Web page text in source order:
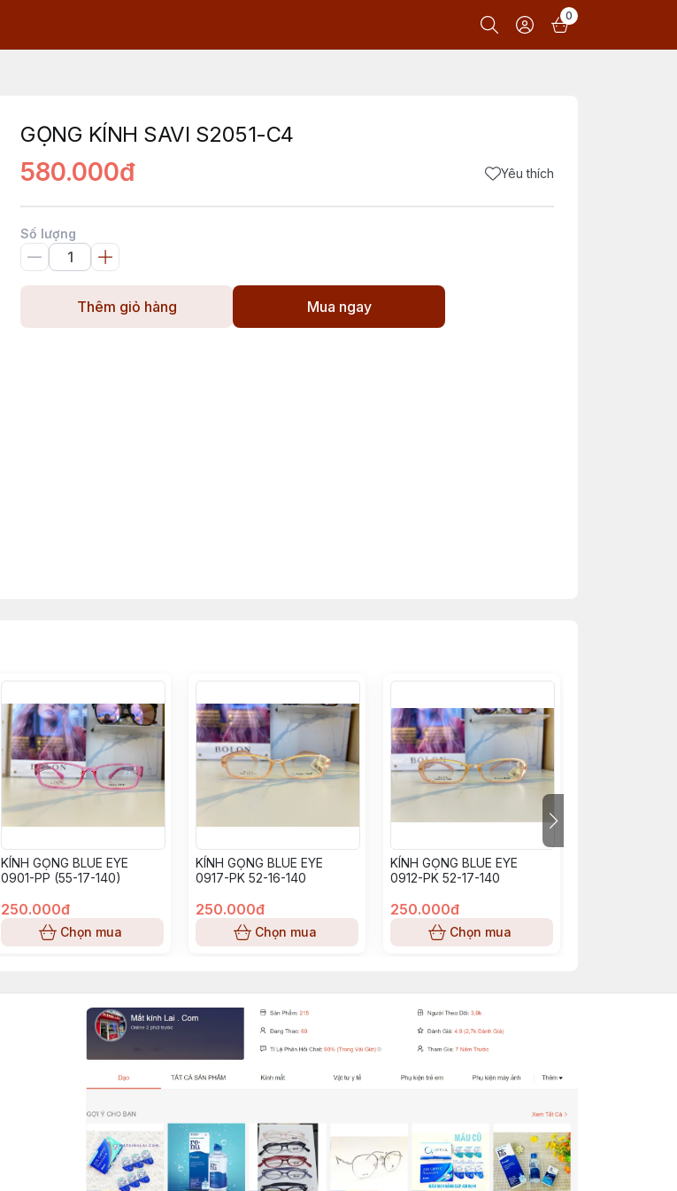
0
GỌNG KÍNH SAVI S2051-C4
580.000đ Yêu thích
Số lượng
Thêm giỏ hàng Mua ngay
KÍNH GỌNG BLUE EYE
0901-PP (55-17-140)
250.000đ
Chọn mua
KÍNH GỌNG BLUE EYE
0917-PK 52-16-140
250.000đ
Chọn mua
KÍNH GỌNG BLUE EYE
0912-PK 52-17-140
250.000đ
Chọn mua